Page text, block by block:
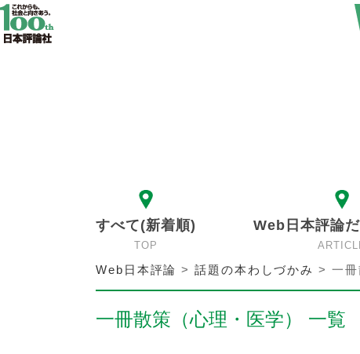
すべて(新着順)
TOP
Web日本評論
Web日本評論 >話題の本わしづかみ > 一冊
一冊散策（心理・医学） 一覧